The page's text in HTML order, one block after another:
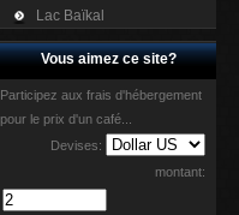
Lac Baïkal
Vous aimez ce site?
Participez aux frais d'hébergement
pour le prix d'un café...
Devises:
montant: